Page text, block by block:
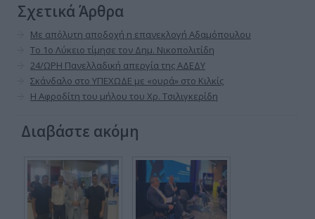
Σχετικά Άρθρα
Με απόλυτη αποδοχή η επανεκλογή Αδαμόπουλου
Το 1ο Λύκειο τίμησε τον Δημ. Νικοπολιτίδη
24/ΩΡΗ Πανελλαδική απεργία της ΑΔΕΔΥ
Σκάνδαλο στο ΥΠΕΧΩΔΕ με «ουρά» στο Κιλκίς
Η Αφροδίτη του μήλου του Χρ. Τσιλιγκερίδη
Διαβάστε ακόμη